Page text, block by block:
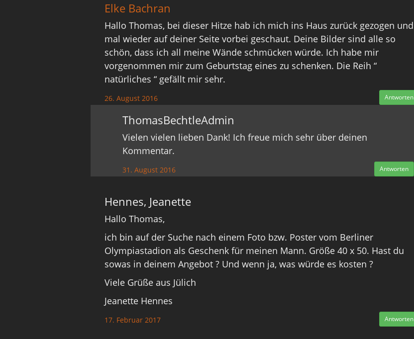
Elke Bachran
Hallo Thomas, bei dieser Hitze hab ich mich ins Haus zurück gezogen und
mal wieder auf deiner Seite vorbei geschaut. Deine Bilder sind alle so
schön, dass ich all meine Wände schmücken würde. Ich habe mir
vorgenommen mir zum Geburtstag eines zu schenken. Die Reih “
natürliches “ gefällt mir sehr.
26. August 2016 Antworten
ThomasBechtleAdmin
Vielen vielen lieben Dank! Ich freue mich sehr über deinen
Kommentar.
31. August 2016 Antworten
Hennes, Jeanette
Hallo Thomas,
ich bin auf der Suche nach einem Foto bzw. Poster vom Berliner
Olympiastadion als Geschenk für meinen Mann. Größe 40 x 50. Hast du
sowas in deinem Angebot ? Und wenn ja, was würde es kosten ?
Viele Grüße aus Jülich
Jeanette Hennes
17. Februar 2017 Antworten